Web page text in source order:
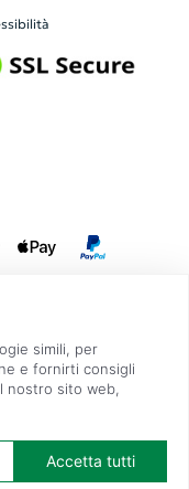
con Contit
| © 2026 Tutti